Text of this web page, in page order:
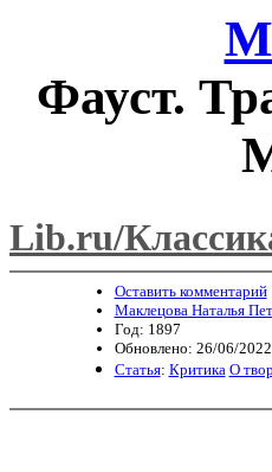
Фауст.
Lib.ru/
Оставить комментарий
Маклецова Наталья
Год: 1897
Обновлено: 26/06/
Статья: Критика О